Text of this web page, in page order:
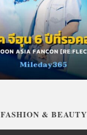
FASHION & BEAUTY